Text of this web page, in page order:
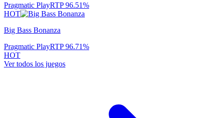
Pragmatic PlayRTP96.51%
HOT
Big Bass Bonanza
Pragmatic PlayRTP96.71%
HOT
Ver todos los juegos